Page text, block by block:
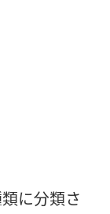
に分類さ